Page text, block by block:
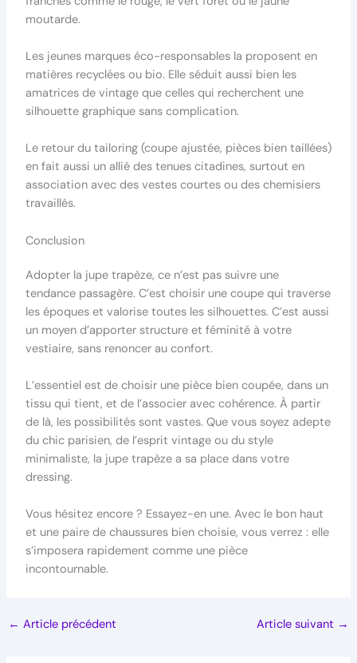
moutarde.
Les jeunes marques éco-responsables la proposent en
matières recyclées ou bio. Elle séduit aussi bien les
amatrices de vintage que celles qui recherchent une
silhouette graphique sans complication.
Le retour du tailoring (coupe ajustée, pièces bien taillées)
en fait aussi un allié des tenues citadines, surtout en
association avec des vestes courtes ou des chemisiers
travaillés.
Conclusion
Adopter la jupe trapèze, ce n’est pas suivre une
tendance passagère. C’est choisir une coupe qui traverse
les époques et valorise toutes les silhouettes. C’est aussi
un moyen d’apporter structure et féminité à votre
vestiaire, sans renoncer au confort.
L’essentiel est de choisir une pièce bien coupée, dans un
tissu qui tient, et de l’associer avec cohérence. À partir
de là, les possibilités sont vastes. Que vous soyez adepte
du chic parisien, de l’esprit vintage ou du style
minimaliste, la jupe trapèze a sa place dans votre
dressing.
Vous hésitez encore ? Essayez-en une. Avec le bon haut
et une paire de chaussures bien choisie, vous verrez : elle
s’imposera rapidement comme une pièce
incontournable.
← Article précédent Article suivant →